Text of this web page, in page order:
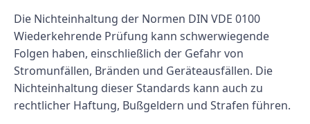
Die Nichteinhaltung der Normen DIN VDE 0100
Wiederkehrende Prüfung kann schwerwiegende
Folgen haben, einschließlich der Gefahr von
Stromunfällen, Bränden und Geräteausfällen. Die
Nichteinhaltung dieser Standards kann auch zu
rechtlicher Haftung, Bußgeldern und Strafen führen.